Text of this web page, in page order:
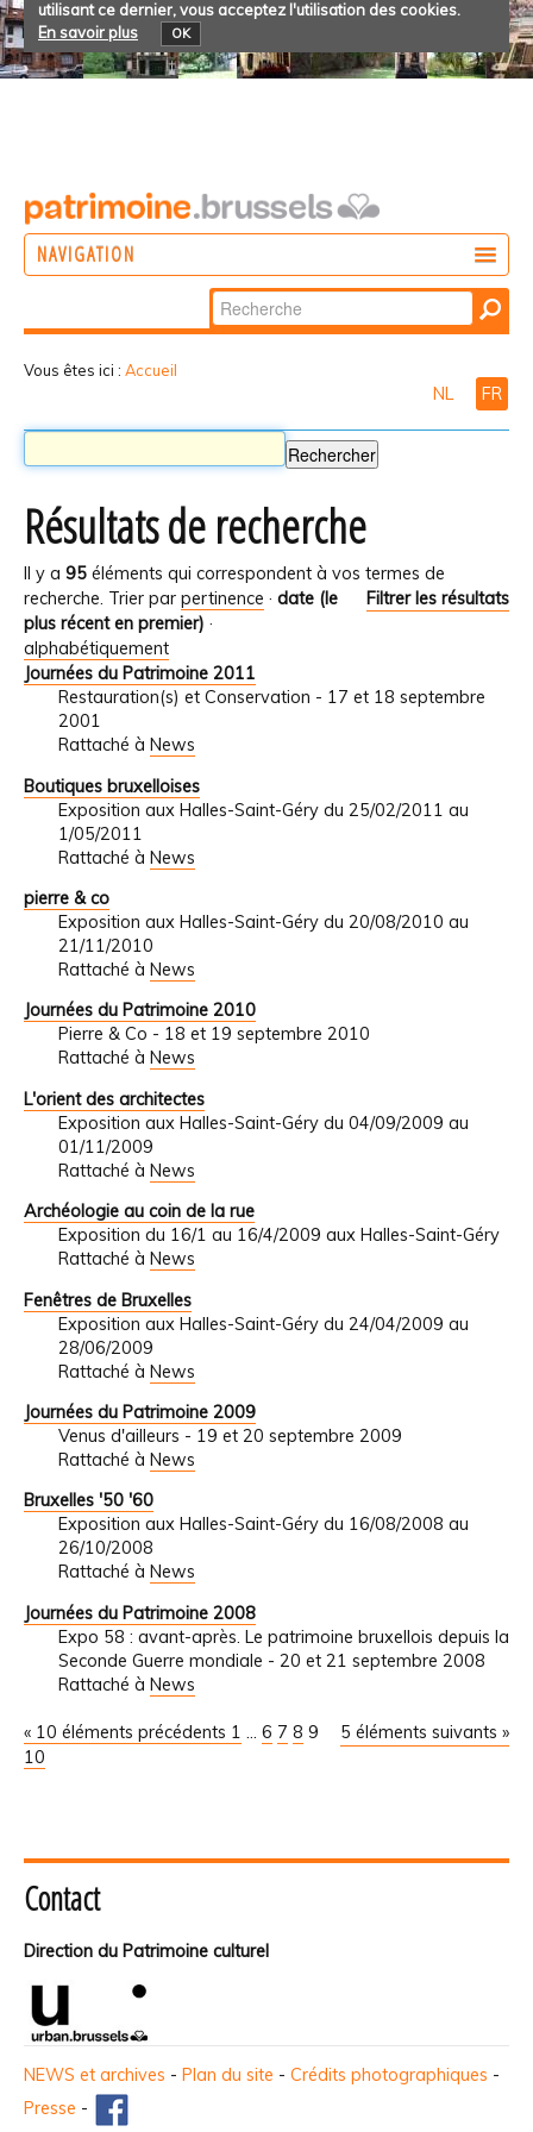
utilisant ce dernier, vous acceptez l'utilisation des cookies.
En savoir plus
OK
NAVIGATION
Chercher par
Recherche
Vous êtes ici : Accueil
NL FR
Résultats de recherche
Il y a 95 éléments qui correspondent à vos termes de
recherche.
Filtrer les résultats
Trier par pertinence · date (le
plus récent en premier) ·
alphabétiquement
Journées du Patrimoine 2011
Restauration(s) et Conservation - 17 et 18 septembre
2001
Rattaché à News
Boutiques bruxelloises
Exposition aux Halles-Saint-Géry du 25/02/2011 au
1/05/2011
Rattaché à News
pierre & co
Exposition aux Halles-Saint-Géry du 20/08/2010 au
21/11/2010
Rattaché à News
Journées du Patrimoine 2010
Pierre & Co - 18 et 19 septembre 2010
Rattaché à News
L'orient des architectes
Exposition aux Halles-Saint-Géry du 04/09/2009 au
01/11/2009
Rattaché à News
Archéologie au coin de la rue
Exposition du 16/1 au 16/4/2009 aux Halles-Saint-Géry
Rattaché à News
Fenêtres de Bruxelles
Exposition aux Halles-Saint-Géry du 24/04/2009 au
28/06/2009
Rattaché à News
Journées du Patrimoine 2009
Venus d'ailleurs - 19 et 20 septembre 2009
Rattaché à News
Bruxelles '50 '60
Exposition aux Halles-Saint-Géry du 16/08/2008 au
26/10/2008
Rattaché à News
Journées du Patrimoine 2008
Expo 58 : avant-après. Le patrimoine bruxellois depuis la
Seconde Guerre mondiale - 20 et 21 septembre 2008
Rattaché à News
« 10 éléments précédents 5 éléments suivants »
1 ... 6 7 8 9
10
Contact
Direction du Patrimoine culturel
NEWS et archives - Plan du site - Crédits photographiques -
Presse -